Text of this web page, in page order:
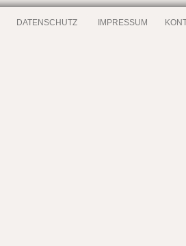
DATENSCHUTZ IMPRESSUM